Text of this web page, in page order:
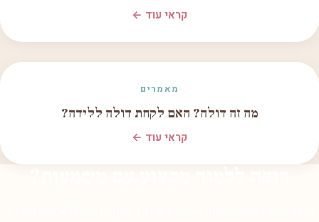
קראי עוד ←
מאמרים
מה זה דולה? האם לקחת דולה ללידה?
קראי עוד ←